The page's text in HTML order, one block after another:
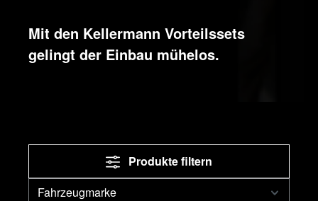
Mit den Kellermann Vorteilssets
gelingt der Einbau mühelos.
Produkte filtern
Fahrzeugmarke